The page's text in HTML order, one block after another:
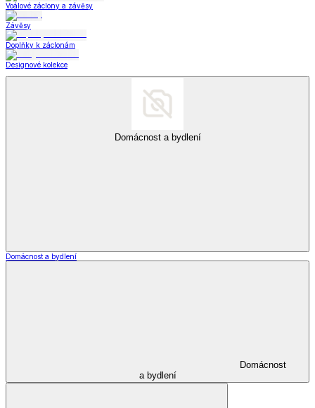
Voálové záclony a závěsy
Závěsy
Doplňky k záclonám
Designové kolekce
Domácnost a bydlení
Domácnost a bydlení
Domácnost
a bydlení